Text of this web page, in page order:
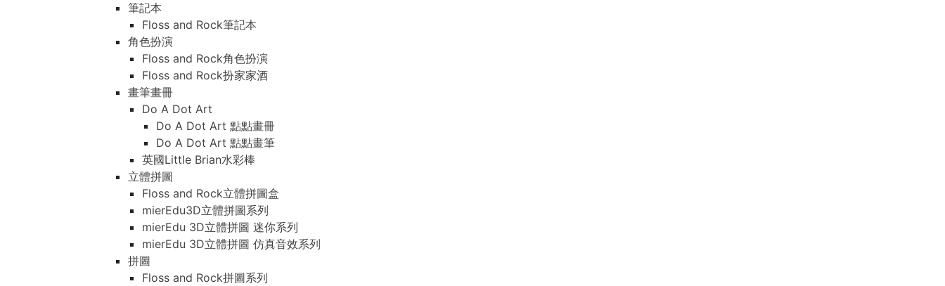
筆記本
Floss and Rock筆記本
角色扮演
Floss and Rock角色扮演
Floss and Rock扮家家酒
畫筆畫冊
Do A Dot Art
Do A Dot Art 點點畫冊
Do A Dot Art 點點畫筆
英國Little Brian水彩棒
立體拼圖
Floss and Rock立體拼圖盒
mierEdu3D立體拼圖系列
mierEdu 3D立體拼圖 迷你系列
mierEdu 3D立體拼圖 仿真音效系列
拼圖
Floss and Rock拼圖系列